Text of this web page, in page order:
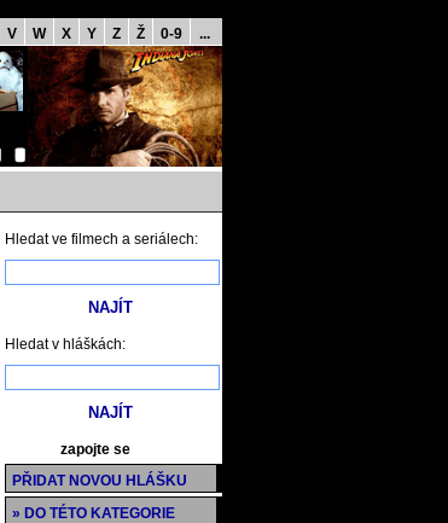
V W X Y Z Ž 0-9 ...
Hledat ve filmech a seriálech:
Hledat v hláškách:
zapojte se
PŘIDAT NOVOU HLÁŠKU
» DO TÉTO KATEGORIE